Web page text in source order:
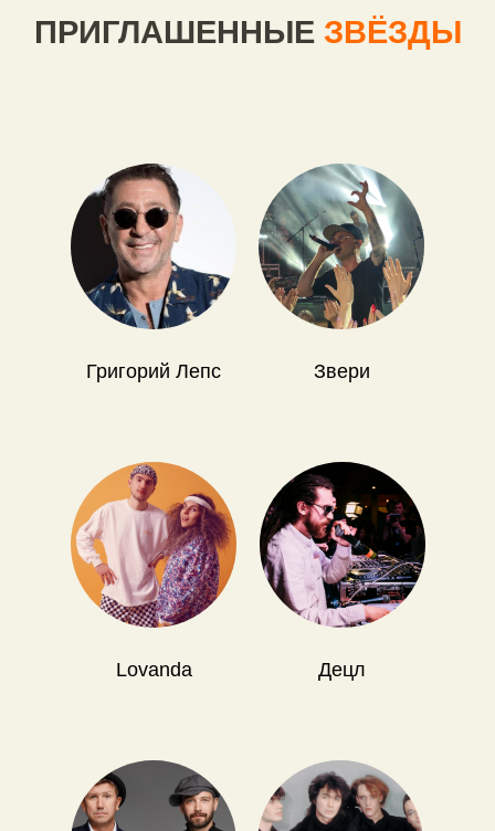
Григорий Лепс Звери
Lovanda Децл
ПРИГЛАШЕННЫЕ ЗВЁЗДЫ